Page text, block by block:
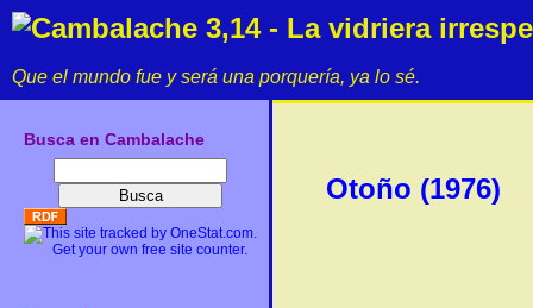
Cambalache 3,14 - La vidriera
Que el mundo fue y será una porquería, ya lo sé.
Otoño (1976)
Busca en Cambalache